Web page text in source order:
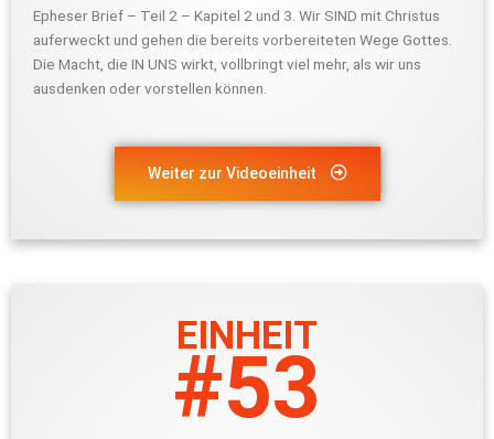
Epheser Brief – Teil 2 – Kapitel 2 und 3. Wir SIND mit Christus
auferweckt und gehen die bereits vorbereiteten Wege Gottes.
Die Macht, die IN UNS wirkt, vollbringt viel mehr, als wir uns
ausdenken oder vorstellen können.
Weiter zur Videoeinheit
EINHEIT
#53